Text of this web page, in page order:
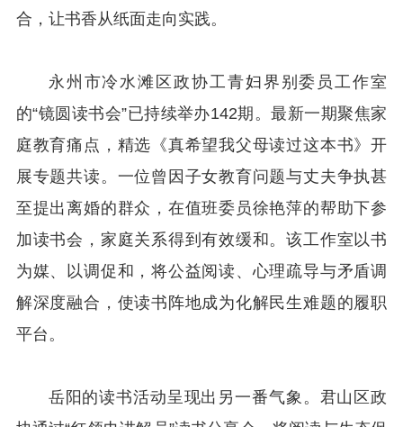
合，让书香从纸面走向实践。
永州市冷水滩区政协工青妇界别委员工作室
的“镜圆读书会”已持续举办142期。最新一期聚焦家
庭教育痛点，精选《真希望我父母读过这本书》开
展专题共读。一位曾因子女教育问题与丈夫争执甚
至提出离婚的群众， 在值班委员徐艳萍的帮助下参
加读书会，家庭关系得到有效缓和。该工作室以书
为媒、以调促和，将公益阅读、心理疏导与矛盾调
解深度融合，使读书阵地成为化解民生难题的履职
平台。
岳阳的读书活动呈现出另一番气象。君山区政